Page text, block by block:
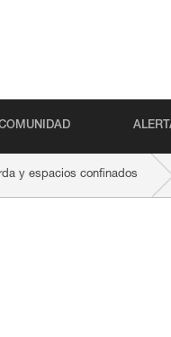
y espacios confinados